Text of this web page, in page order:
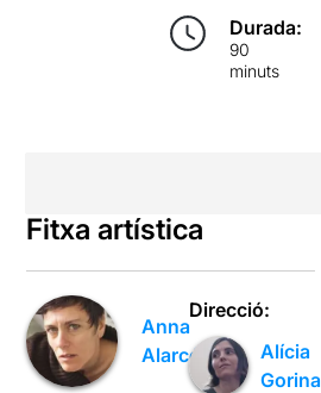
Durada:
90
minuts
Fitxa artística
Anna
Alarcón
Direcció:
Alícia
Gorina